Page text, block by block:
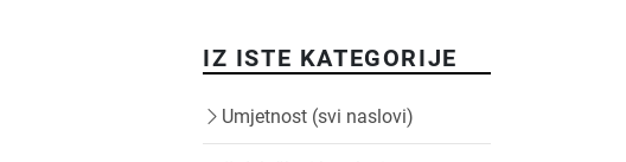
IZ ISTE KATEGORIJE
Umjetnost (svi naslovi)